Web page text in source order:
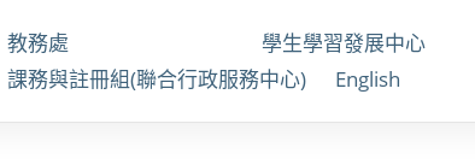
教務處 學生學習發展中心
課務與註冊組(聯合行政服務中心)
English